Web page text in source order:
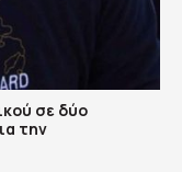
σε δύο
την